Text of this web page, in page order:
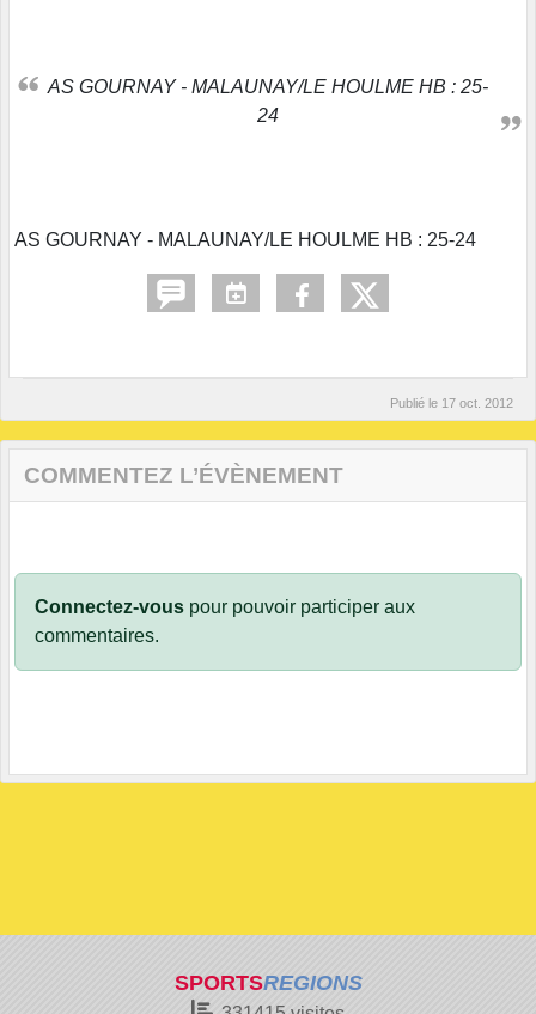
AS GOURNAY - MALAUNAY/LE HOULME HB : 25-
24
AS GOURNAY - MALAUNAY/LE HOULME HB : 25-24
Publié le 17 oct. 2012
COMMENTEZ L’ÉVÈNEMENT
Connectez-vous pour pouvoir participer aux
commentaires.
SPORTSREGIONS